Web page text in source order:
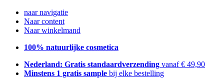
naar navigatie
Naar content
Naar winkelmand
100% natuurlijke cosmetica
Nederland: Gratis standaardverzending vanaf € 49,90
Minstens 1 gratis sample bij elke bestelling